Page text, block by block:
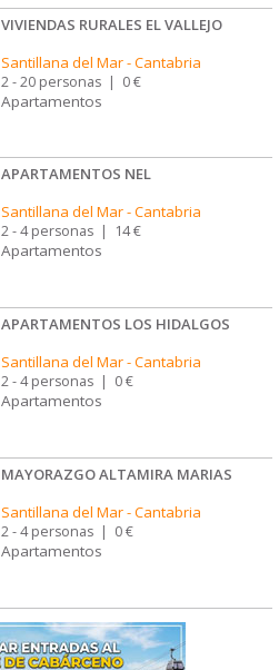
VIVIENDAS RURALES EL VALLEJO
Santillana del Mar-Cantabria
2 - 20 personas | 0 €
Apartamentos
APARTAMENTOS NEL
Santillana del Mar-Cantabria
2 - 4 personas | 14 €
Apartamentos
APARTAMENTOS LOS HIDALGOS
Santillana del Mar-Cantabria
2 - 4 personas | 0 €
Apartamentos
MAYORAZGO ALTAMIRA MARIAS
Santillana del Mar-Cantabria
2 - 4 personas | 0 €
Apartamentos